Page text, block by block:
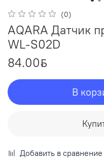
(0)
AQARA Датчик
WL-S02D
84.00ƃ
В
Добавить в сравнение